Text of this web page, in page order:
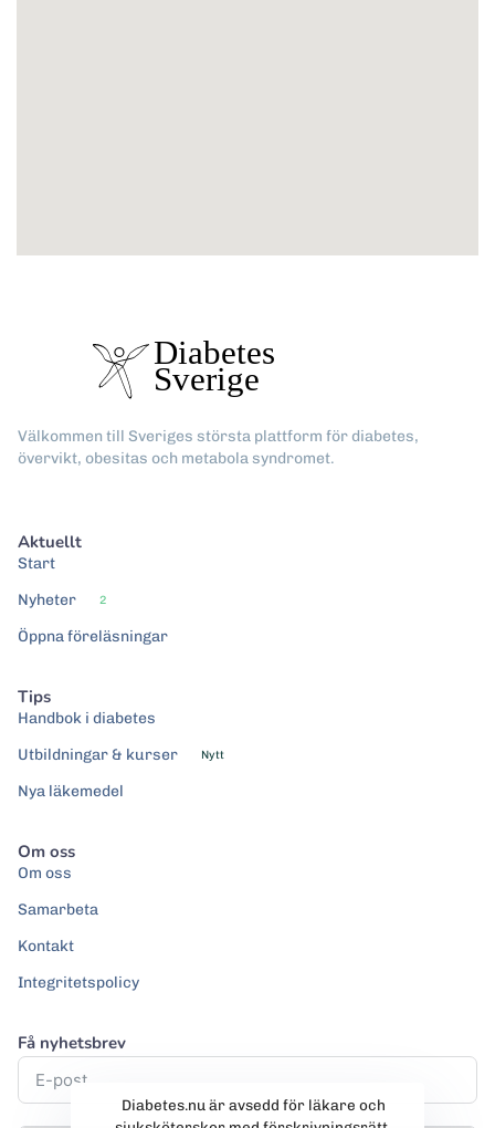
Välkommen till Sveriges största plattform för diabetes,
övervikt, obesitas och metabola syndromet.
Aktuellt
Start
Nyheter
2
Öppna föreläsningar
Tips
Handbok i diabetes
Utbildningar & kurser
Nytt
Nya läkemedel
Om oss
Om oss
Samarbeta
Kontakt
Integritetspolicy
Få nyhetsbrev
Diabetes.nu är avsedd för läkare och